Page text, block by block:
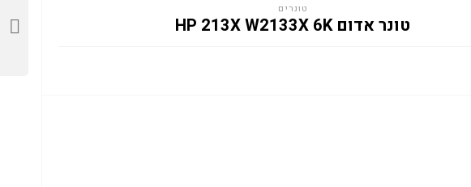
טונרים
טונר אדום HP 213X W2133X 6K